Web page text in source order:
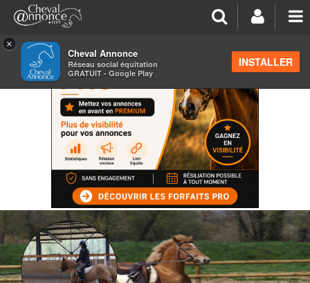
×
Cheval Annonce
Réseau social équitation
GRATUIT - Google Play
INSTALLER